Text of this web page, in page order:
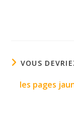
VOUS
les pages